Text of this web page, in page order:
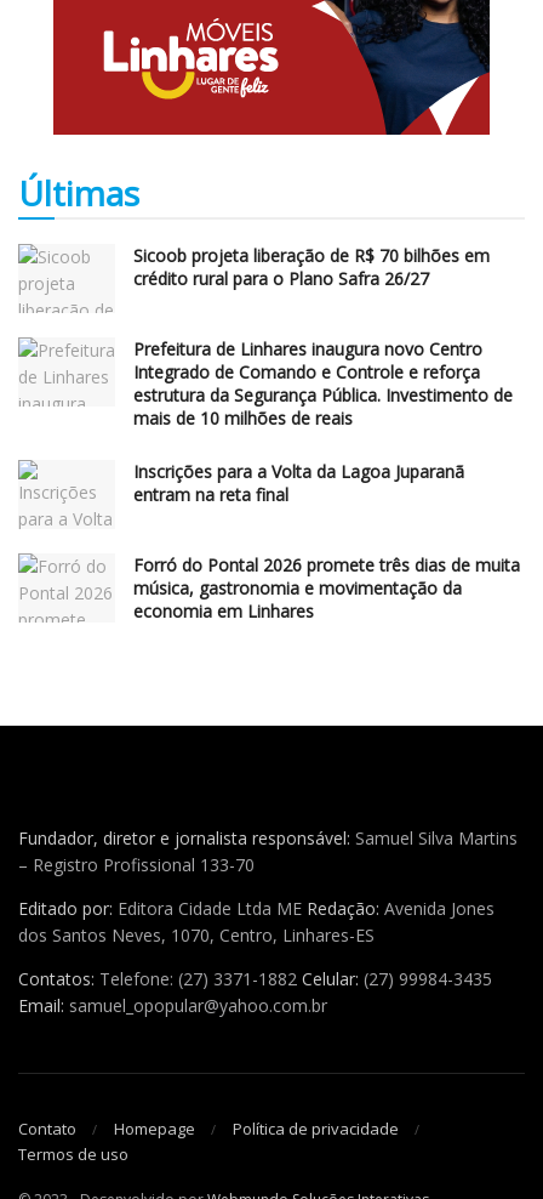
Últimas
Sicoob projeta liberação de R$ 70 bilhões em
crédito rural para o Plano Safra 26/27
Prefeitura de Linhares inaugura novo Centro
Integrado de Comando e Controle e reforça
estrutura da Segurança Pública. Investimento de
mais de 10 milhões de reais
Inscrições para a Volta da Lagoa Juparanã
entram na reta final
Forró do Pontal 2026 promete três dias de muita
música, gastronomia e movimentação da
economia em Linhares
Fundador, diretor e jornalista responsável: Samuel Silva Martins
– Registro Profissional 133-70
Editado por: Editora Cidade Ltda ME Redação: Avenida Jones
dos Santos Neves, 1070, Centro, Linhares-ES
Contatos: Telefone: (27) 3371-1882 Celular: (27) 99984-3435
Email: samuel_opopular@yahoo.com.br
Contato Homepage
Política de privacidade
Termos de uso